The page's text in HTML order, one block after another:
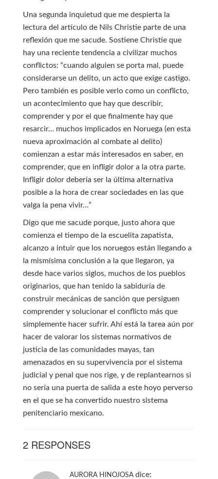
Una segunda inquietud que me despierta la
lectura del artículo de Nils Christie parte de una
reflexión que me sacude. Sostiene Christie que
hay una reciente tendencia a civilizar muchos
conflictos: “cuando alguien se porta mal, puede
considerarse un delito, un acto que exige castigo.
Pero también es posible verlo como un conflicto,
un acontecimiento que hay que describir,
comprender y por el que finalmente hay que
resarcir… muchos implicados en Noruega (en esta
nueva aproximación al combate al delito)
comienzan a estar más interesados en saber, en
comprender, que en infligir dolor a la otra parte.
Infligir dolor debería ser la última alternativa
posible a la hora de crear sociedades en las que
valga la pena vivir…”
Digo que me sacude porque, justo ahora que
comienza el tiempo de la escuelita zapatista,
alcanzo a intuir que los noruegos están llegando a
la mismísima conclusión a la que llegaron, ya
desde hace varios siglos, muchos de los pueblos
originarios, que han tenido la sabiduría de
construir mecánicas de sanción que persiguen
comprender y solucionar el conflicto más que
simplemente hacer sufrir. Ahí está la tarea aún por
hacer de valorar los sistemas normativos de
justicia de las comunidades mayas, tan
amenazados en su supervivencia por el sistema
judicial y penal que nos rige, y de replantearnos si
no sería una puerta de salida a este hoyo perverso
en el que se ha convertido nuestro sistema
penitenciario mexicano.
2 RESPONSES
AURORA HINOJOSA dice: